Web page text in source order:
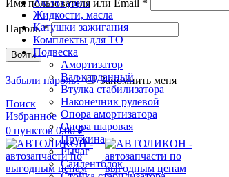
Имя пользователя или Email *
Пароль*
Войти
Забыли пароль?
Запомнить меня
Поиск
Избранное
0 пунктов 0,00₽
Аксессуары
Жидкости, масла
Катушки зажигания
Комплекты для ТО
Подвеска
Амортизатор
Вал карданный
Втулка стабилизатора
Наконечник рулевой
Опора амортизатора
Опора шаровая
Пружина
Рычаг
Сайлентблок